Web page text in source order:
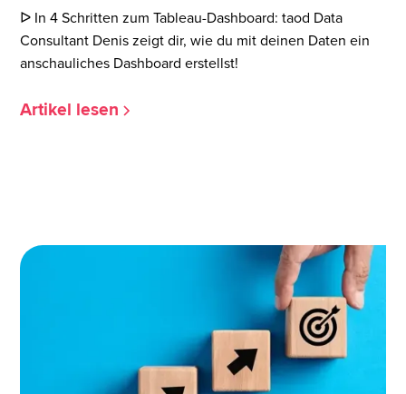
ᐅ In 4 Schritten zum Tableau-Dashboard: taod Data
Consultant Denis zeigt dir, wie du mit deinen Daten ein
anschauliches Dashboard erstellst!
Artikel lesen